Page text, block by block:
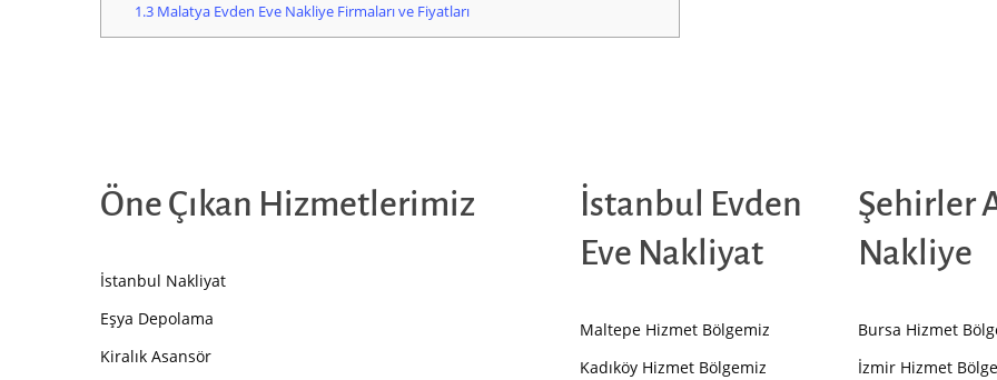
1.3Malatya Evden Eve Nakliye Firmaları ve Fiyatları
Öne Çıkan Hizmetlerimiz
İstanbul Nakliyat
Eşya Depolama
Kiralık Asansör
İstanbul Evden
Eve Nakliyat
Maltepe Hizmet Bölgemiz
Kadıköy Hizmet Bölgemiz
Şehirler
Nakliye
Bursa Hizmet
İzmir Hizmet